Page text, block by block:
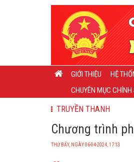
GIỚI THIỆU HỆ
CHUYÊN MỤC
TRUYỀN THANH
Chương trình
THỨ BẨY, NGÀY 06-04-2024, 17:13